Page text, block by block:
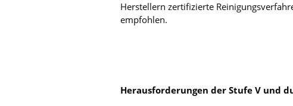
Herstellern zertifizierte
empfohlen.
Herausforderungen der Stufe V und